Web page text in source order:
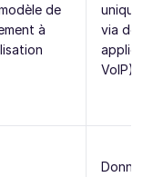
de
à
via des
VoIP)
Données